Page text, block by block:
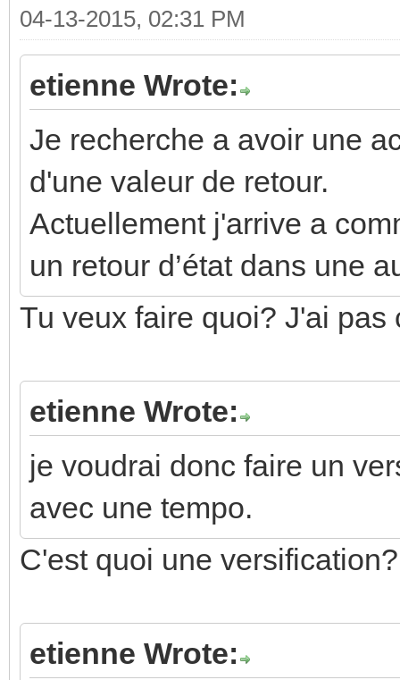
04-13-2015, 02:31 PM
etienne Wrote:
Je recherche a avoir une
d'une valeur de retour.
Actuellement j'arrive a
un retour d’état dans une
Tu veux faire quoi? J'ai pas
etienne Wrote:
je voudrai donc faire un
avec une tempo.
C'est quoi une versification?
etienne Wrote: